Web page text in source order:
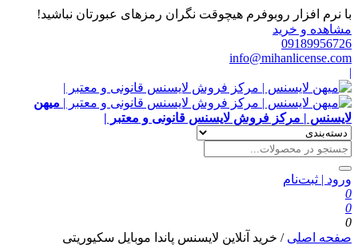
با نرم افزار روبوفرم هیچوقت نگران رمزهای عبورتان نباشید!
مشاهده و خرید
09189956726
info@mihanlicense.com
|
میهن
لایسنس | مرکز فروش لایسنس قانونی و معتبر |
ورود | ثبت‌نام
0
0
0
صفحه اصلی / خرید آنلاین لایسنس پاندا موبایل سکیوریتی